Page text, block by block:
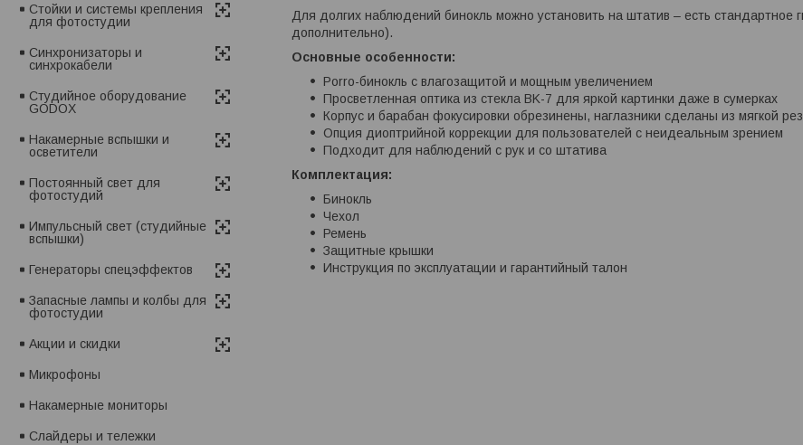
Для долгих наблюдений бинокль можно установить на штатив – есть стандартное
дополнительно).
Основные особенности:
Porro-бинокль с влагозащитой и мощным увеличением
Просветленная оптика из стекла BK-7 для яркой картинки даже в сумерках
Корпус и барабан фокусировки обрезинены, наглазники сделаны из мягкой
Опция диоптрийной коррекции для пользователей с неидеальным зрением
Подходит для наблюдений с рук и со штатива
Комплектация:
Бинокль
Чехол
Ремень
Защитные крышки
Инструкция по эксплуатации и гарантийный талон
Стойки и системы крепления
для фотостудии
Синхронизаторы и
синхрокабели
Студийное оборудование
GODOX
Накамерные вспышки и
осветители
Постоянный свет для
фотостудий
Импульсный свет (студийные
вспышки)
Генераторы спецэффектов
Запасные лампы и колбы для
фотостудии
Акции и скидки
Микрофоны
Накамерные мониторы
Слайдеры и тележки